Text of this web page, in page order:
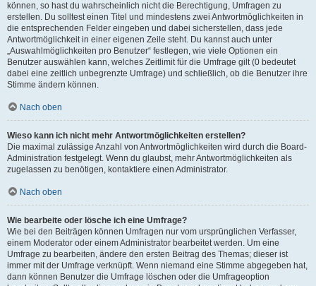
können, so hast du wahrscheinlich nicht die Berechtigung, Umfragen zu
erstellen. Du solltest einen Titel und mindestens zwei Antwortmöglichkeiten in
die entsprechenden Felder eingeben und dabei sicherstellen, dass jede
Antwortmöglichkeit in einer eigenen Zeile steht. Du kannst auch unter
„Auswahlmöglichkeiten pro Benutzer“ festlegen, wie viele Optionen ein
Benutzer auswählen kann, welches Zeitlimit für die Umfrage gilt (0 bedeutet
dabei eine zeitlich unbegrenzte Umfrage) und schließlich, ob die Benutzer ihre
Stimme ändern können.
Nach oben
Wieso kann ich nicht mehr Antwortmöglichkeiten erstellen?
Die maximal zulässige Anzahl von Antwortmöglichkeiten wird durch die Board-
Administration festgelegt. Wenn du glaubst, mehr Antwortmöglichkeiten als
zugelassen zu benötigen, kontaktiere einen Administrator.
Nach oben
Wie bearbeite oder lösche ich eine Umfrage?
Wie bei den Beiträgen können Umfragen nur vom ursprünglichen Verfasser,
einem Moderator oder einem Administrator bearbeitet werden. Um eine
Umfrage zu bearbeiten, ändere den ersten Beitrag des Themas; dieser ist
immer mit der Umfrage verknüpft. Wenn niemand eine Stimme abgegeben hat,
dann können Benutzer die Umfrage löschen oder die Umfrageoption